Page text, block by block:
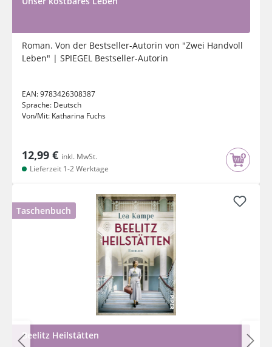
Roman. Von der Bestseller-Autorin von "Zwei Handvoll
Leben" | SPIEGEL Bestseller-Autorin
EAN:9783426308387
Sprache: Deutsch
Von/Mit: Katharina Fuchs
12,99 € inkl. MwSt.
Lieferzeit 1-2 Werktage
Taschenbuch
Beelitz Heilstätten